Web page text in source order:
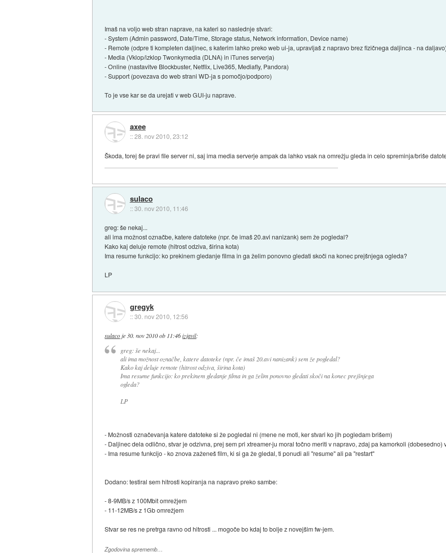
Imaš na voljo web stran naprave, na kateri so naslednje stvari:
- System (Admin password, Date/Time, Storage status, Network information, Device name)
- Remote (odpre ti kompleten daljinec, s katerim lahko preko web ui-ja, upravljaš z napravo brez fizičnega daljinca - na
- Media (Vklop/izklop Twonkymedia (DLNA) in iTunes serverja)
- Online (nastavitve Blockbuster, Netflix, Live365, Mediafly, Pandora)
- Support (povezava do web strani WD-ja s pomočjo/podporo)
To je vse kar se da urejati v web GUI-ju naprave.
axee
::28. nov 2010, 23:12
Škoda, torej še pravi file server ni, saj ima media serverje ampak da lahko vsak na omrežju gleda in celo spreminja/briše
sulaco
::30. nov 2010, 11:46
greg: še nekaj...
ali ima možnost označbe, katere datoteke (npr. če imaš 20.avi nanizank) sem že pogledal?
Kako kaj deluje remote (hitrost odziva, širina kota)
Ima resume funkcijo: ko prekinem gledanje filma in ga želim ponovno gledati skoči na konec prejšnjega ogleda?
LP
gregyk
::30. nov 2010, 12:56
sulaco je 30. nov 2010 ob 11:46 izjavil:
greg: še nekaj...
ali ima možnost označbe, katere datoteke (npr. če imaš 20.avi nanizank) sem že pogledal?
Kako kaj deluje remote (hitrost odziva, širina kota)
Ima resume funkcijo: ko prekinem gledanje filma in ga želim ponovno gledati skoči na konec prejšnjega
ogleda?
LP
- Možnosti označevanja katere datoteke si že pogledal ni (mene ne moti, ker stvari ko jih pogledam brišem)
- Daljinec dela odlično, stvar je odzivna, prej sem pri xtreamer-ju moral točno meriti v napravo, zdaj pa kamorkoli
- Ima resume funkcijo - ko znova zaženeš film, ki si ga že gledal, ti ponudi ali "resume" ali pa "restart"
Dodano: testiral sem hitrosti kopiranja na napravo preko sambe:
- 8-9MB/s z 100Mbit omrežjem
- 11-12MB/s z 1Gb omrežjem
Stvar se res ne pretrga ravno od hitrosti ... mogoče bo kdaj to bolje z novejšim fw-jem.
Zgodovina sprememb…